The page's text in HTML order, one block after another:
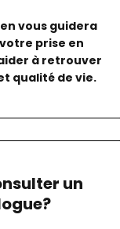
vous guidera
prise en
à retrouver
qualité de vie.
un